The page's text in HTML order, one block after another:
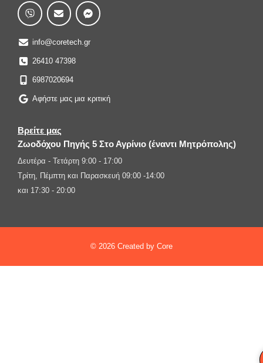
info@coretech.gr
26410 47398
6987020694
Αφήστε μας μια κριτική
Βρείτε μας
Ζωοδόχου Πηγής 5 Στο Αγρίνιο (έναντι Μητρόπολης)
Δευτέρα - Τετάρτη 9:00 - 17:00
Τρίτη, Πέμπτη και Παρασκευή 09:00 -14:00
και 17:30 - 20:00
© 2026 Created by Core